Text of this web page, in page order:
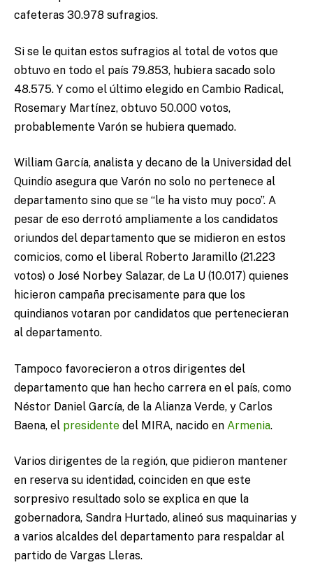
cafeteras 30.978 sufragios.
Si se le quitan estos sufragios al total de votos que
obtuvo en todo el país 79.853, hubiera sacado solo
48.575. Y como el último elegido en Cambio Radical,
Rosemary Martínez, obtuvo 50.000 votos,
probablemente Varón se hubiera quemado.
William García, analista y decano de la Universidad del
Quindío asegura que Varón no solo no pertenece al
departamento sino que se “le ha visto muy poco”. A
pesar de eso derrotó ampliamente a los candidatos
oriundos del departamento que se midieron en estos
comicios, como el liberal Roberto Jaramillo (21.223
votos) o José Norbey Salazar, de La U (10.017) quienes
hicieron campaña precisamente para que los
quindianos votaran por candidatos que pertenecieran
al departamento.
Tampoco favorecieron a otros dirigentes del
departamento que han hecho carrera en el país, como
Néstor Daniel García, de la Alianza Verde, y Carlos
Baena, el presidente del MIRA, nacido en Armenia.
Varios dirigentes de la región, que pidieron mantener
en reserva su identidad, coinciden en que este
sorpresivo resultado solo se explica en que la
gobernadora, Sandra Hurtado, alineó sus maquinarias y
a varios alcaldes del departamento para respaldar al
partido de Vargas Lleras.